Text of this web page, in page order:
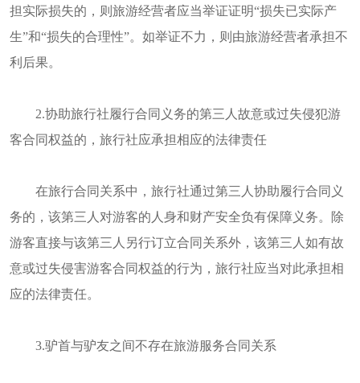
担实际损失的，则旅游经营者应当举证证明“损失已实际产
生”和“损失的合理性”。如举证不力，则由旅游经营者承担不
利后果。
2.协助旅行社履行合同义务的第三人故意或过失侵犯游
客合同权益的，旅行社应承担相应的法律责任
在旅行合同关系中，旅行社通过第三人协助履行合同义
务的，该第三人对游客的人身和财产安全负有保障义务。除
游客直接与该第三人另行订立合同关系外，该第三人如有故
意或过失侵害游客合同权益的行为，旅行社应当对此承担相
应的法律责任。
3.驴首与驴友之间不存在旅游服务合同关系